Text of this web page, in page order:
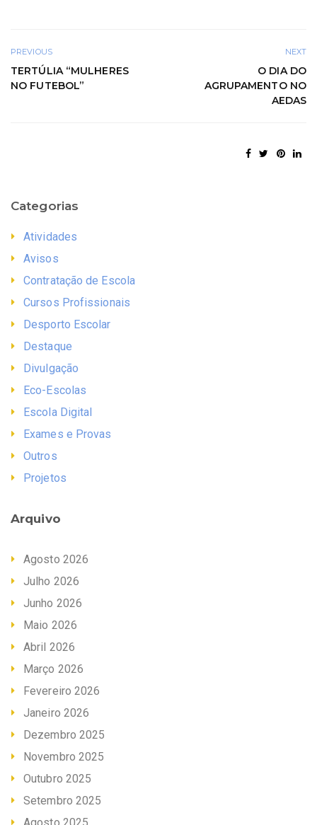
PREVIOUS
TERTÚLIA “MULHERES
NO FUTEBOL”
NEXT
O DIA DO
AGRUPAMENTO NO
AEDAS
Categorias
Atividades
Avisos
Contratação de Escola
Cursos Profissionais
Desporto Escolar
Destaque
Divulgação
Eco-Escolas
Escola Digital
Exames e Provas
Outros
Projetos
Arquivo
Agosto 2026
Julho 2026
Junho 2026
Maio 2026
Abril 2026
Março 2026
Fevereiro 2026
Janeiro 2026
Dezembro 2025
Novembro 2025
Outubro 2025
Setembro 2025